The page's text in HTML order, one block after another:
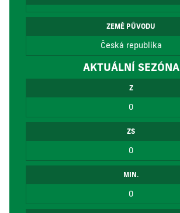
ZEMĚ PŮVODU
Česká republika
AKTUÁLNÍ SEZÓNA
Z
0
ZS
0
MIN.
0